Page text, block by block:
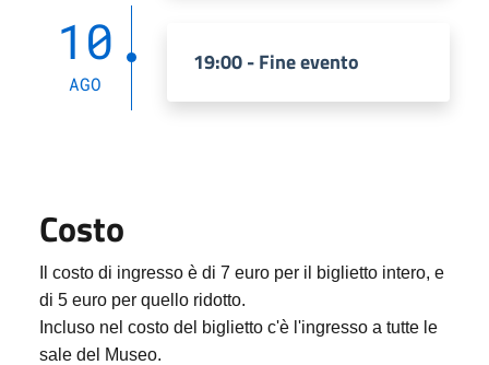
10
AGO
19:00 - Fine evento
Costo
Il costo di ingresso è di 7 euro per il biglietto intero, e
di 5 euro per quello ridotto.
Incluso nel costo del biglietto c'è l'ingresso a tutte le
sale del Museo.